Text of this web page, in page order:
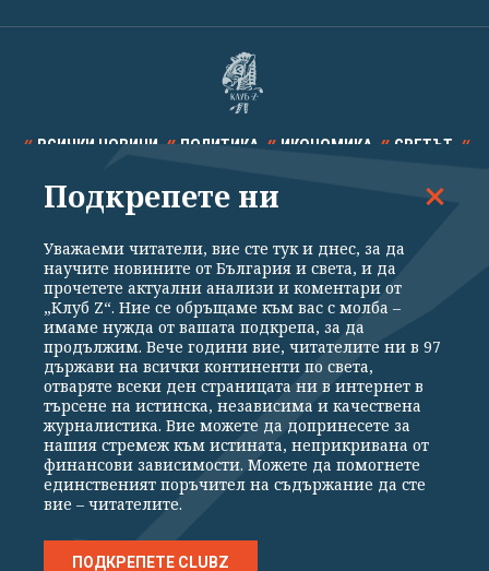
ВСИЧКИ НОВИНИ ПОЛИТИКА ИКОНОМИКА СВЕТЪТ
СПОРТ КУЛТУРА ТЕХНОЛОГИИ КАЛЕЙДОСКОП
Общи условия
Политика за поверителност
Реклама
Партньори Контакти
За Клуб Z
Екип
Подкрепете ни
Издател на www.clubz.bg е „Клуб Зебра Медия“ ЕООД, София, ул. "Алеко
Константинов" 3. Всички права запазени 2026 „Клуб Зебра Медия“
Препечатването на материали, снимки и видео от www.clubz.bg без
разрешение ще бъде преследвано по съдебен път, съгласно
Подкрепете ни
Уважаеми читатели, вие сте тук и днес, за да
научите новините от България и света, и да
прочетете актуални анализи и коментари от
„Клуб Z“. Ние се обръщаме към вас с молба –
имаме нужда от вашата подкрепа, за да
продължим. Вече години вие, читателите ни в 97
държави на всички континенти по света,
отваряте всеки ден страницата ни в интернет в
търсене на истинска, независима и качествена
журналистика. Вие можете да допринесете за
нашия стремеж към истината, неприкривана от
финансови зависимости. Можете да помогнете
единственият поръчител на съдържание да сте
вие – читателите.
ПОДКРЕПЕТЕ CLUBZ